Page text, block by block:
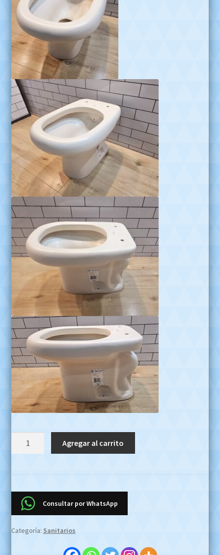
OFERTA
EFECTIVO
!!!
Agregar al carrito
Consultar por WhatsApp
Categoría: Sanitarios